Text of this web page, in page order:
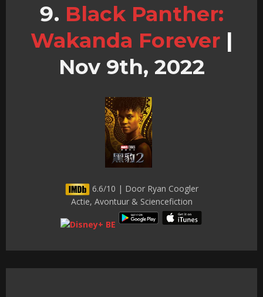
Black Panther:
Wakanda Forever |
Nov 9th, 2022
6.6/10 | Door Ryan Coogler
Actie, Avontuur & Sciencefiction